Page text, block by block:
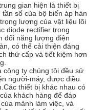
gian hiện là thiết bị
số của bộ biến áp hàn
lượng của vật liệu lõi
diode rectifier trong
đổi năng lượng điện
có thể cải thiện đáng
thứ cấp và tiết kiệm hơn
công ty chúng tôi đều sử
người-máy, được điều
thiết bị khác nhau có
khách hàng để đáp
mảnh làm việc, và